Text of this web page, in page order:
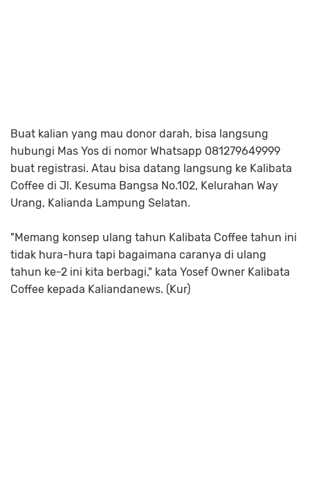
Buat kalian yang mau donor darah, bisa langsung
hubungi Mas Yos di nomor Whatsapp 081279649999
buat registrasi. Atau bisa datang langsung ke Kalibata
Coffee di Jl. Kesuma Bangsa No.102, Kelurahan Way
Urang, Kalianda Lampung Selatan.
"Memang konsep ulang tahun Kalibata Coffee tahun ini
tidak hura-hura tapi bagaimana caranya di ulang
tahun ke-2 ini kita berbagi," kata Yosef Owner Kalibata
Coffee kepada Kaliandanews. (Kur)